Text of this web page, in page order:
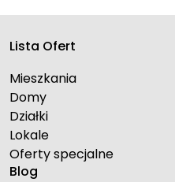
Lista Ofert
Mieszkania
Domy
Działki
Lokale
Oferty specjalne
Blog